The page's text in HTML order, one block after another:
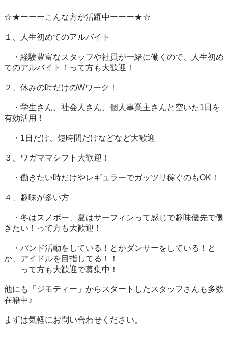
☆★ーーーこんな方が活躍中ーーー★☆
１、人生初めてのアルバイト
・経験豊富なスタッフや社員が一緒に働くので、人生初め
てのアルバイト！って方も大歓迎！
２、休みの時だけのWワーク！
・学生さん、社会人さん、個人事業主さんと空いた1日を
有効活用！
・1日だけ、短時間だけなどなど大歓迎
３、ワガママシフト大歓迎！
・働きたい時だけやレギュラーでガッツリ稼ぐのもOK！
４、趣味が多い方
・冬はスノボー、夏はサーフィンって感じで趣味優先で働
きたい！って方も大歓迎！
・バンド活動をしている！とかダンサーをしている！と
か、アイドルを目指してる！！
って方も大歓迎で募集中！
他にも「ジモティー」からスタートしたスタッフさんも多数
在籍中♪
まずは気軽にお問い合わせください。